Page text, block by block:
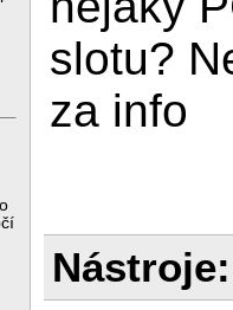
slotu?
za info
Nástroje: